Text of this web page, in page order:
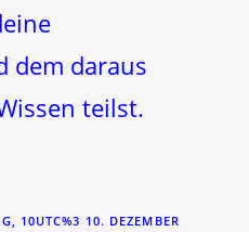
dem daraus
teilst.
10UTC%3 10. DEZEMBER